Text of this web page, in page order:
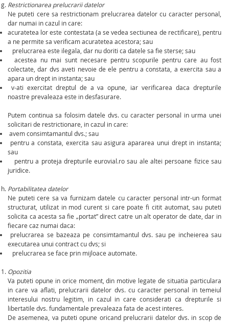
Restrictionarea prelucrarii datelor
Ne puteti cere sa restrictionam prelucrarea datelor cu caracter personal,
dar numai in cazul in care:
acuratetea lor este contestata (a se vedea sectiunea de rectificare), pentru
a ne permite sa verificam acuratetea acestora; sau
prelucrarea este ilegala, dar nu doriti ca datele sa fie sterse; sau
acestea nu mai sunt necesare pentru scopurile pentru care au fost
colectate, dar dvs aveti nevoie de ele pentru a constata, a exercita sau a
apara un drept in instanta; sau
v-ati exercitat dreptul de a va opune, iar verificarea daca drepturile
noastre prevaleaza este in desfasurare.
Putem continua sa folosim datele dvs. cu caracter personal in urma unei
solicitari de restrictionare, in cazul in care:
avem consimtamantul dvs.; sau
pentru a constata, exercita sau asigura apararea unui drept in instanta;
sau
pentru a proteja drepturile eurovial.ro sau ale altei persoane fizice sau
juridice.
Portabilitatea datelor
Ne puteti cere sa va furnizam datele cu caracter personal intr-un format
structurat, utilizat in mod curent si care poate fi citit automat, sau puteti
solicita ca acesta sa fie „portat” direct catre un alt operator de date, dar in
fiecare caz numai daca:
prelucrarea se bazeaza pe consimtamantul dvs. sau pe incheierea sau
executarea unui contract cu dvs; si
prelucrarea se face prin mijloace automate.
Opozitia
Va puteti opune in orice moment, din motive legate de situatia particulara
in care va aflati, prelucrarii datelor dvs. cu caracter personal in temeiul
interesului nostru legitim, in cazul in care considerati ca drepturile si
libertatile dvs. fundamentale prevaleaza fata de acest interes.
De asemenea, va puteti opune oricand prelucrarii datelor dvs. in scop de